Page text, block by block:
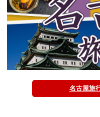
名古屋旅